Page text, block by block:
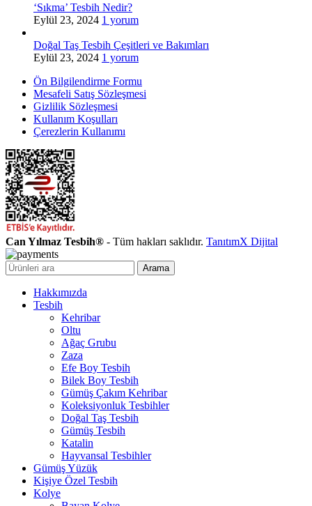
‘Sıkma’ Tesbih Nedir?
Eylül 23, 2024 1 yorum
Doğal Taş Tesbih Çeşitleri ve Bakımları
Eylül 23, 2024 1 yorum
Ön Bilgilendirme Formu
Mesafeli Satış Sözleşmesi
Gizlilik Sözleşmesi
Kullanım Koşulları
Çerezlerin Kullanımı
Can Yılmaz Tesbih® - Tüm hakları saklıdır. TanıtımX Dijital
Arama
Hakkımızda
Tesbih
Kehribar
Oltu
Ağaç Grubu
Zaza
Efe Boy Tesbih
Bilek Boy Tesbih
Gümüş Çakım Kehribar
Koleksiyonluk Tesbihler
Doğal Taş Tesbih
Gümüş Tesbih
Katalin
Hayvansal Tesbihler
Gümüş Yüzük
Kişiye Özel Tesbih
Kolye